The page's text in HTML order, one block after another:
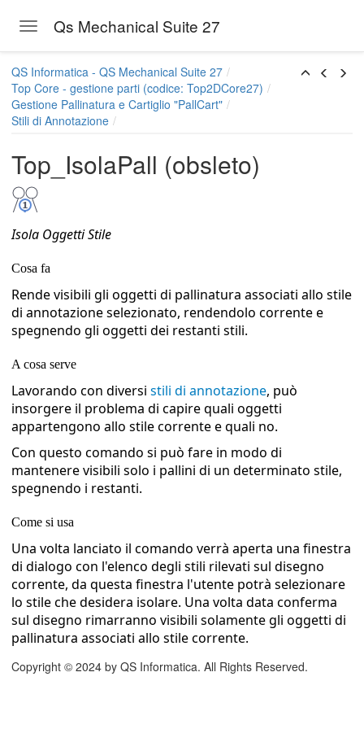
Toggle navigation
Qs Mechanical Suite 27
pallinatura
QS Informatica - QS Mechanical Suite 27
Top Core - gestione parti (codice: Top2DCore27)
Gestione Pallinatura e Cartiglio "PallCart"
Stili di Annotazione
Top_IsolaPall (obsleto)
Isola Oggetti Stile
Cosa fa
Rende visibili gli oggetti di pallinatura associati allo stile
di annotazione selezionato, rendendolo corrente e
spegnendo gli oggetti dei restanti stili.
A cosa serve
Lavorando con diversi stili di annotazione, può
insorgere il problema di capire quali oggetti
appartengono allo stile corrente e quali no.
Con questo comando si può fare in modo di
mantenere visibili solo i pallini di un determinato stile,
spegnendo i restanti.
Come si usa
Una volta lanciato il comando verrà aperta una finestra
di dialogo con l'elenco degli stili rilevati sul disegno
corrente, da questa finestra l'utente potrà selezionare
lo stile che desidera isolare. Una volta data conferma
sul disegno rimarranno visibili solamente gli oggetti di
pallinatura associati allo stile corrente.
Copyright © 2024 by QS Informatica. All Rights Reserved.